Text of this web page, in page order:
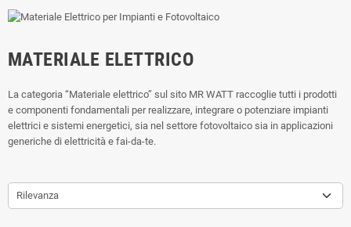
MATERIALE ELETTRICO
La categoria “Materiale elettrico” sul sito MR WATT raccoglie tutti i prodotti
e componenti fondamentali per realizzare, integrare o potenziare impianti
elettrici e sistemi energetici, sia nel settore fotovoltaico sia in applicazioni
generiche di elettricità e fai-da-te.
Rilevanza